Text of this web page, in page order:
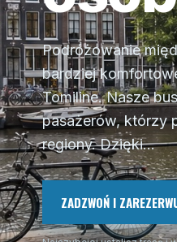
Podróżowanie
bardziej
Tomiline. Nasze
pasażerów, którzy
regiony. Dzięki...
ZADZWOŃ I